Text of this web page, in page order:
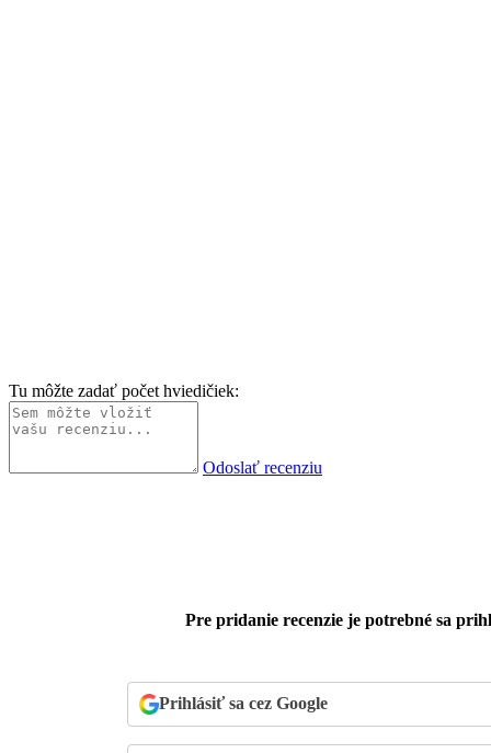
Tu môžte zadať počet hviedičiek:
Odoslať recenziu
Pre pridanie recenzie je potrebné sa
Prihlásiť sa cez Google